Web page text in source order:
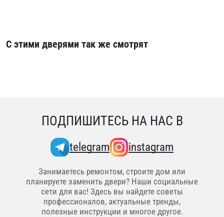
С этими дверями так же смотрят
ПОДПИШИТЕСЬ НА НАС В
telegram instagram
Занимаетесь ремонтом, строите дом или
планируете заменить двери? Наши социальные
сети для вас! Здесь вы найдете советы
профессионалов, актуальные тренды,
полезные инструкции и многое другое.